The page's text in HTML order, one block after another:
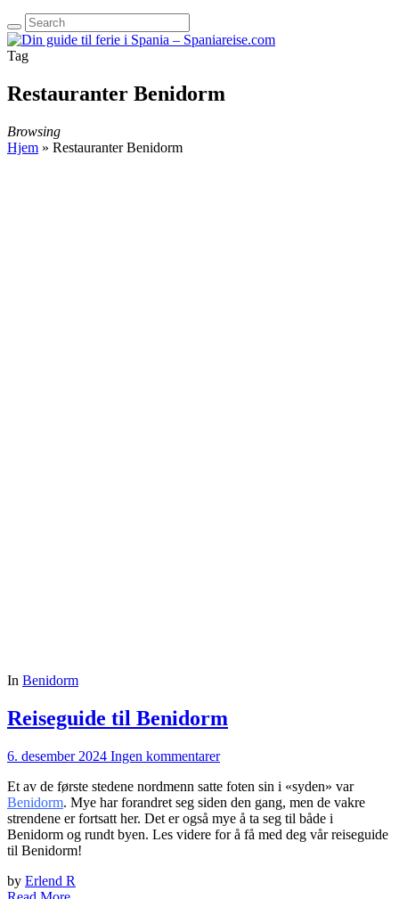
Tag
Restauranter Benidorm
Browsing
Hjem » Restauranter Benidorm
In Benidorm
Reiseguide til Benidorm
6. desember 2024 Ingen kommentarer
Et av de første stedene nordmenn satte foten sin i «syden» var
Benidorm. Mye har forandret seg siden den gang, men de vakre
strendene er fortsatt her. Det er også mye å ta seg til både i
Benidorm og rundt byen. Les videre for å få med deg vår reiseguide
til Benidorm!
by Erlend R